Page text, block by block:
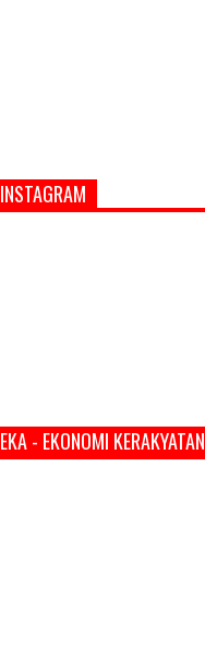
INSTAGRAM
EKA - EKONOMI KERAKYATAN